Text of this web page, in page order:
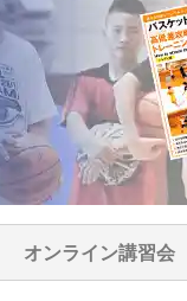
オンライン講習会